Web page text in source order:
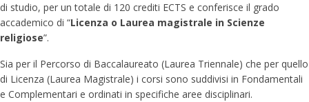
di studio, per un totale di 120 crediti ECTS e conferisce il grado
accademico di “Licenza o Laurea magistrale in Scienze
religiose”.
Sia per il Percorso di Baccalaureato (Laurea Triennale) che per quello
di Licenza (Laurea Magistrale) i corsi sono suddivisi in Fondamentali
e Complementari e ordinati in specifiche aree disciplinari.